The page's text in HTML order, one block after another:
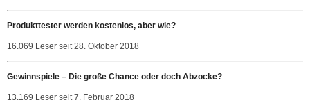
Produkttester werden kostenlos, aber wie?
16.069 Leser seit 28. Oktober 2018
Gewinnspiele – Die große Chance oder doch Abzocke?
13.169 Leser seit 7. Februar 2018